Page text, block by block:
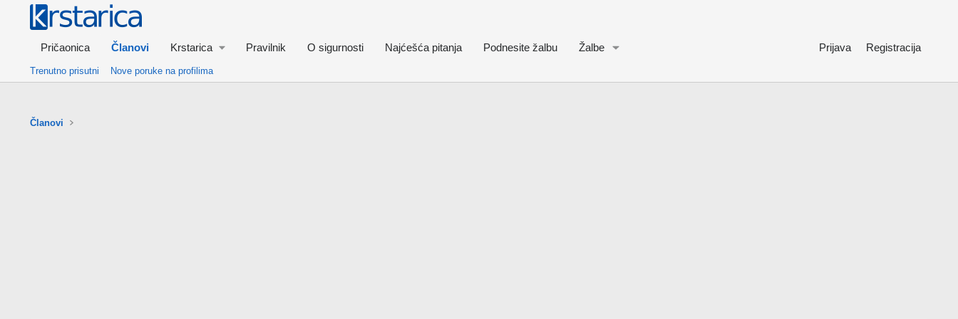
Pričaonica Članovi Krstarica Pravilnik O sigurnosti Najćešća pitanja Podnesite žalbu Žalbe Prijava Registracija
Trenutno prisutni Nove poruke na profilima
Članovi